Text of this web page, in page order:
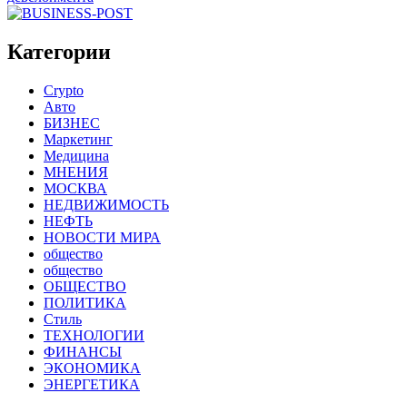
Категории
Crypto
Авто
БИЗНЕС
Маркетинг
Медицина
МНЕНИЯ
МОСКВА
НЕДВИЖИМОСТЬ
НЕФТЬ
НОВОСТИ МИРА
общество
общество
ОБЩЕСТВО
ПОЛИТИКА
Стиль
ТЕХНОЛОГИИ
ФИНАНСЫ
ЭКОНОМИКА
ЭНЕРГЕТИКА